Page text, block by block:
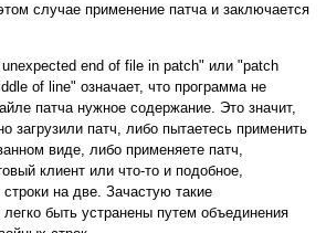
случае применение патча и заключается
end of file in patch" или "patch
of line" означает, что программа не
патча нужное содержание. Это значит,
загрузили патч, либо пытаетесь применить
виде, либо применяете патч,
клиент или что-то и подобное,
на две. Зачастую такие
быть устранены путем объединения